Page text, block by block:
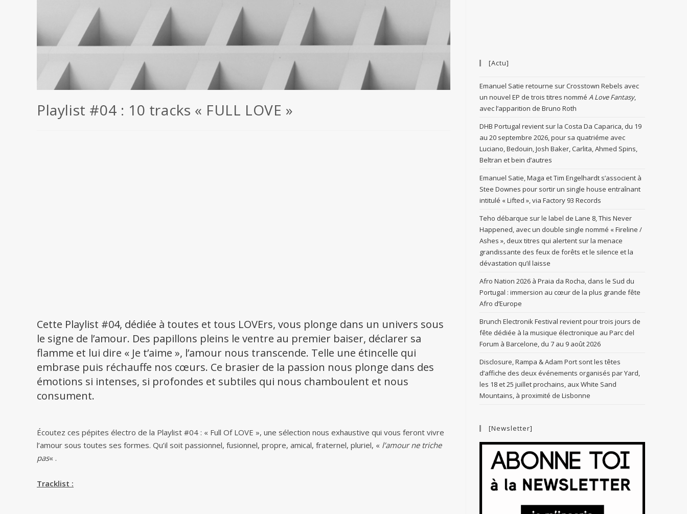
Playlist #04 : 10 tracks « FULL LOVE »
Cette Playlist #04, dédiée à toutes et tous LOVErs, vous plonge dans un univers sous
le signe de l’amour. Des papillons pleins le ventre au premier baiser, déclarer sa
flamme et lui dire « Je t’aime », l’amour nous transcende. Telle une étincelle qui
embrase puis réchauffe nos cœurs. Ce brasier de la passion nous plonge dans des
émotions si intenses, si profondes et subtiles qui nous chamboulent et nous
consument.
Écoutez ces pépites électro de la Playlist #04 : « Full Of LOVE », une sélection nous exhaustive qui vous feront vivre
l’amour sous toutes ses formes. Qu’il soit passionnel, fusionnel, propre, amical, fraternel, pluriel, « l’amour ne triche
pas« .
Tracklist :
[Actu]
Emanuel Satie retourne sur Crosstown Rebels avec
un nouvel EP de trois titres nommé A Love Fantasy,
avec l’apparition de Bruno Roth
DHB Portugal revient sur la Costa Da Caparica, du 19
au 20 septembre 2026, pour sa quatriéme avec
Luciano, Bedouin, Josh Baker, Carlita, Ahmed Spins,
Beltran et bein d’autres
Emanuel Satie, Maga et Tim Engelhardt s’associent à
Stee Downes pour sortir un single house entraînant
intitulé « Lifted », via Factory 93 Records
Teho débarque sur le label de Lane 8, This Never
Happened, avec un double single nommé « Fireline /
Ashes », deux titres qui alertent sur la menace
grandissante des feux de forêts et le silence et la
dévastation qu’il laisse
Afro Nation 2026 à Praia da Rocha, dans le Sud du
Portugal : immersion au cœur de la plus grande fête
Afro d’Europe
Brunch Electronik Festival revient pour trois jours de
fête dédiée à la musique électronique au Parc del
Forum à Barcelone, du 7 au 9 août 2026
Disclosure, Rampa & Adam Port sont les têtes
d’affiche des deux événements organisés par Yard,
les 18 et 25 juillet prochains, aux White Sand
Mountains, à proximité de Lisbonne
[Newsletter]